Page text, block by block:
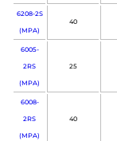
6208-2S
(MPA)
40
6005-
2RS
(MPA)
25
6008-
2RS
(MPA)
40